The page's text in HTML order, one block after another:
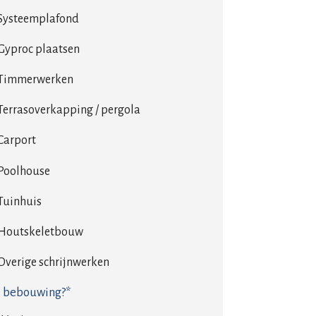
plaatsen
/ pergola
schrijnwerken
bebouwing?*